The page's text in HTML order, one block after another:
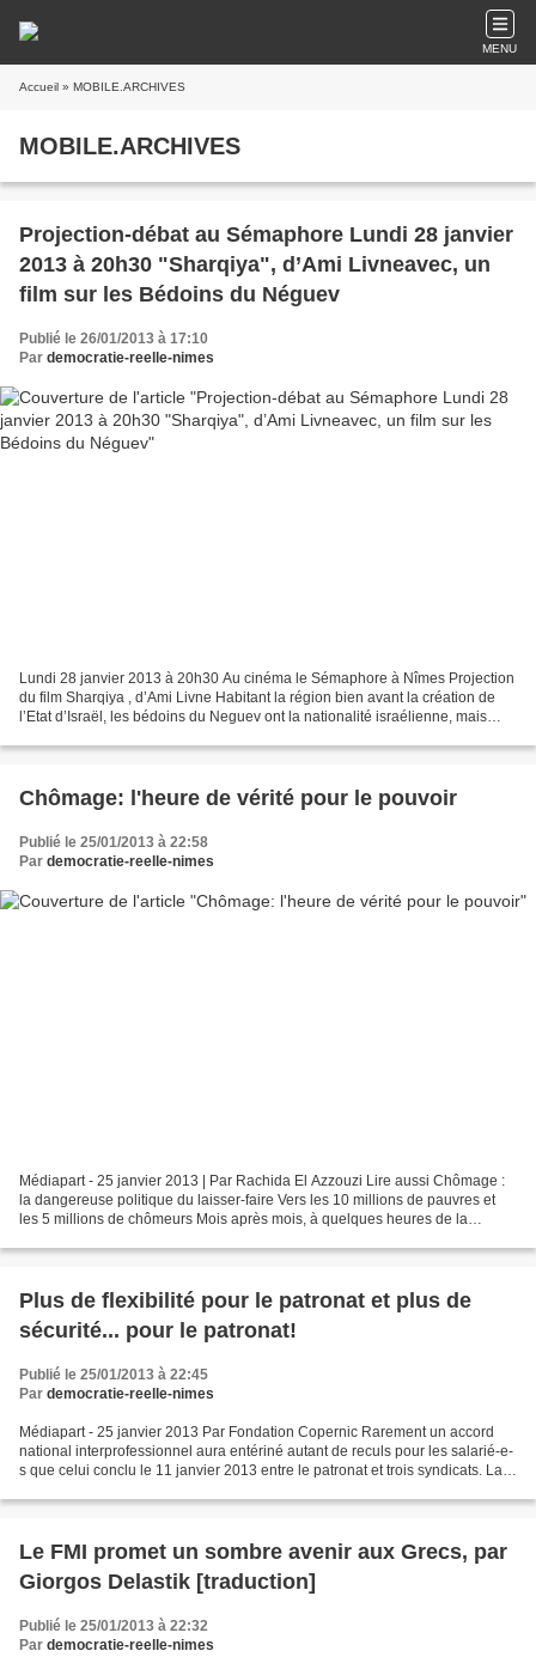
MENU
Accueil » MOBILE.ARCHIVES
MOBILE.ARCHIVES
Projection-débat au Sémaphore Lundi 28 janvier
2013 à 20h30 "Sharqiya", d’Ami Livneavec, un
film sur les Bédoins du Néguev
Publié le 26/01/2013 à 17:10
Par democratie-reelle-nimes
Lundi 28 janvier 2013 à 20h30 Au cinéma le Sémaphore à Nîmes Projection
du film Sharqiya , d’Ami Livne Habitant la région bien avant la création de
l’Etat d’Israël, les bédoins du Neguev ont la nationalité israélienne, mais
Chômage: l'heure de vérité pour le pouvoir
Publié le 25/01/2013 à 22:58
Par democratie-reelle-nimes
Médiapart - 25 janvier 2013 | Par Rachida El Azzouzi Lire aussi Chômage :
la dangereuse politique du laisser-faire Vers les 10 millions de pauvres et
les 5 millions de chômeurs Mois après mois, à quelques heures de la
Plus de flexibilité pour le patronat et plus de
sécurité... pour le patronat!
Publié le 25/01/2013 à 22:45
Par democratie-reelle-nimes
Médiapart - 25 janvier 2013 Par Fondation Copernic Rarement un accord
national interprofessionnel aura entériné autant de reculs pour les salarié-e-
s que celui conclu le 11 janvier 2013 entre le patronat et trois syndicats. La
Le FMI promet un sombre avenir aux Grecs, par
Giorgos Delastik [traduction]
Publié le 25/01/2013 à 22:32
Par democratie-reelle-nimes